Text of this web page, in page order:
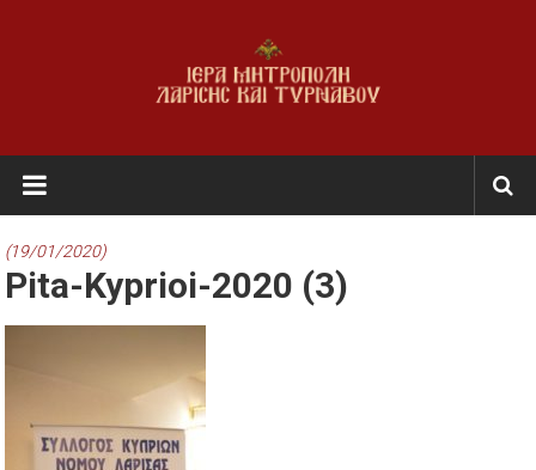
Ι.Μ.
Λαρίσης
&
Τυρνάβου
(19/01/2020)
Pita-Kyprioi-2020 (3)